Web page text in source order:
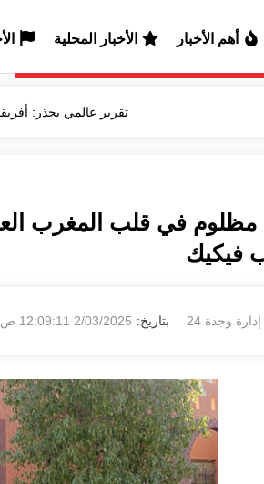
أهم الأخبار الأخبار المحلية
تقرير عالمي يحذر:
في قلب المغرب
فيكيك
2/03/2025 12:09:11 ص